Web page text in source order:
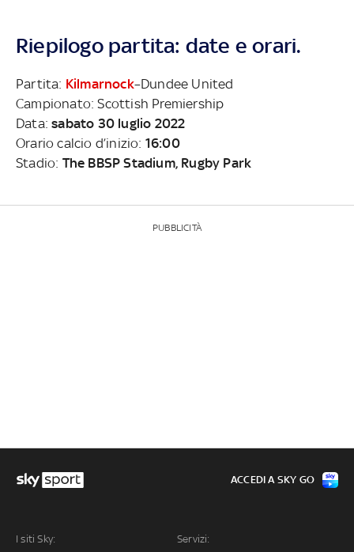
Riepilogo partita: date e orari.
Partita: Kilmarnock–Dundee United
Campionato: Scottish Premiership
Data:sabato 30 luglio 2022
Orario calcio d’inizio: 16:00
Stadio: The BBSP Stadium, Rugby Park
PUBBLICITÀ
I siti Sky: Servizi:
ACCEDI A SKY GO